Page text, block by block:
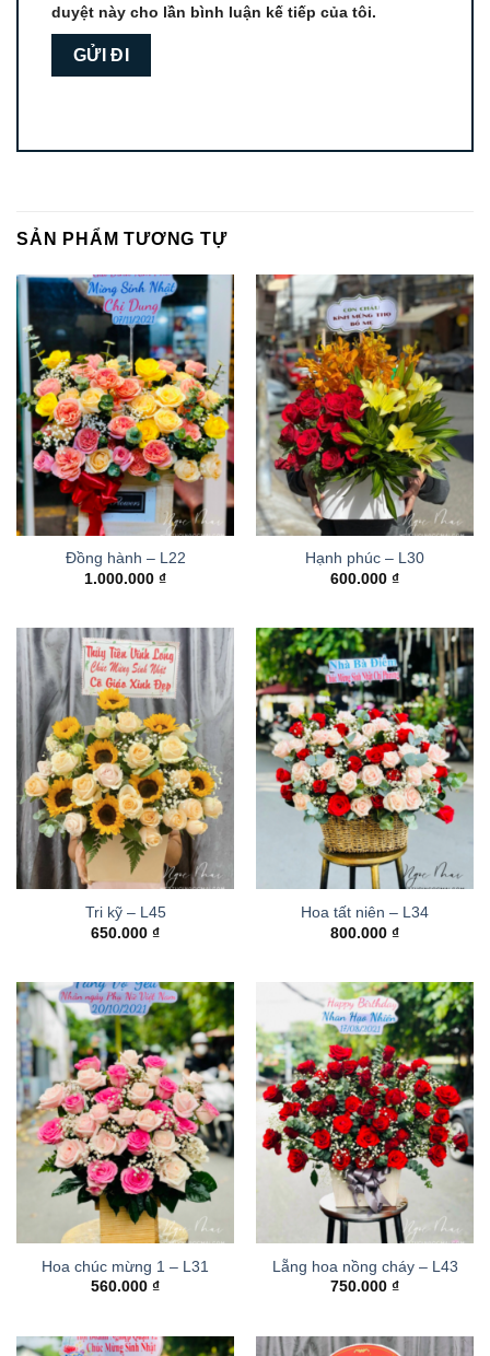
duyệt này cho lần bình luận kế tiếp của tôi.
SẢN PHẨM TƯƠNG TỰ
Đồng hành – L22
1.000.000 ₫
Hạnh phúc – L30
600.000 ₫
Tri kỹ – L45
650.000 ₫
Hoa tất niên – L34
800.000 ₫
Hoa chúc mừng 1 – L31
560.000 ₫
Lẵng hoa nồng cháy – L43
750.000 ₫